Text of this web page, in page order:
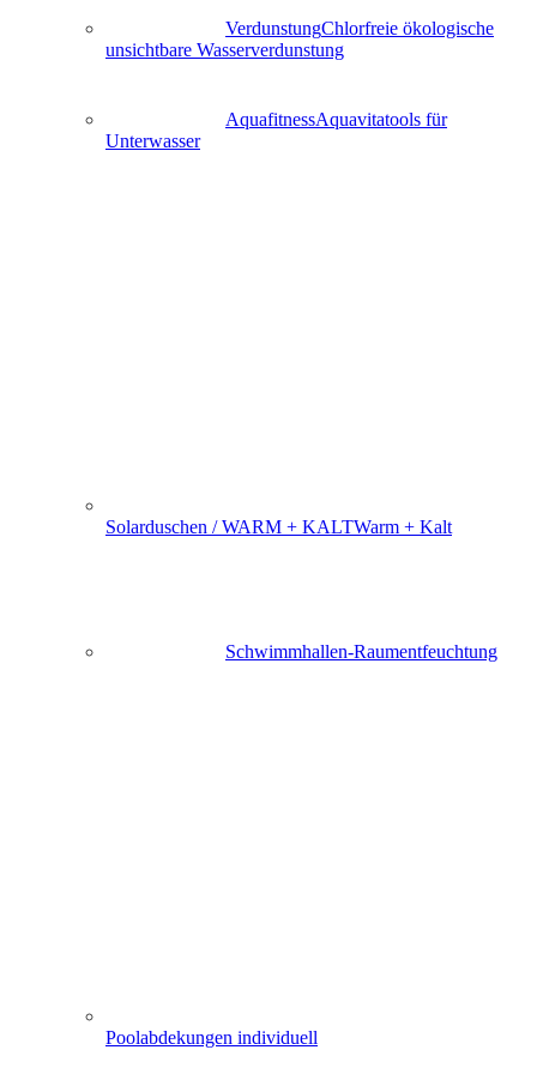
VerdunstungChlorfreie ökologische
unsichtbare Wasserverdunstung
AquafitnessAquavitatools für
Unterwasser
Solarduschen / WARM + KALTWarm + Kalt
Schwimmhallen-Raumentfeuchtung
Poolabdekungen individuell